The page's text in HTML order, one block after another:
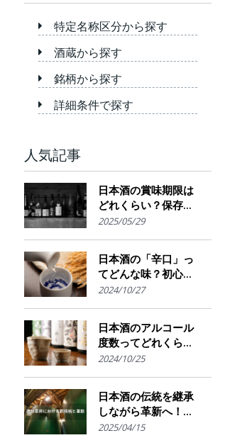
特定名称区分から探す
酒蔵から探す
銘柄から探す
詳細条件で探す
人気記事
日本酒の賞味期限は
どれくらい？保存場
所のポイント
2025/05/29
日本酒の「辛口」っ
てどんな味？初心者
でも楽しめるその魅
2024/10/27
日本酒のアルコール
度数ってどれくら
い？特徴や度数の秘
2024/10/25
日本酒の伝統を継承
しながら革新へ！
AI・IoTが実現する革
2025/04/15